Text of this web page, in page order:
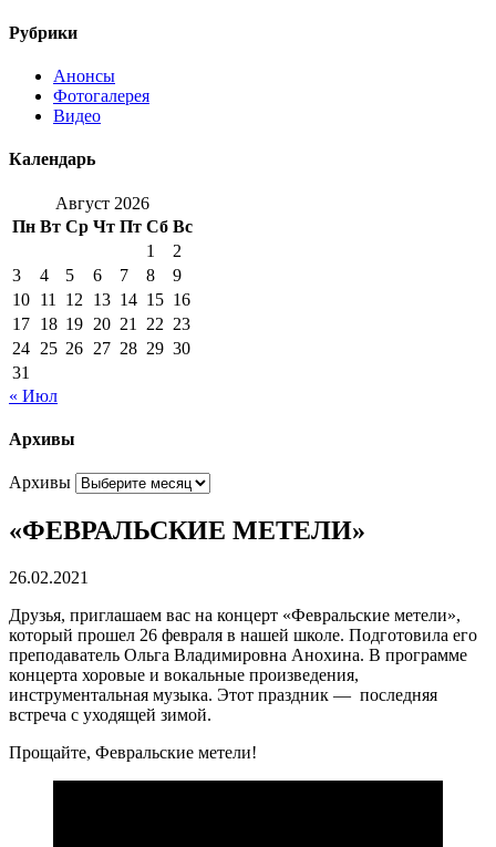
Рубрики
Анонсы
Фотогалерея
Видео
Календарь
Август 2026
Пн Вт Ср Чт Пт Сб Вс
1
2
3
4 5 6 7 8
9
10 11 12 13 14 15 16
17 18 19 20 21 22 23
24 25 26 27 28 29 30
31
« Июл
Архивы
Архивы
«ФЕВРАЛЬСКИЕ МЕТЕЛИ»
26.02.2021
Друзья, приглашаем вас на концерт «Февральские метели»,
который прошел 26 февраля в нашей школе. Подготовила его
преподаватель Ольга Владимировна Анохина. В программе
концерта хоровые и вокальные произведения,
инструментальная музыка. Этот праздник — последняя
встреча с уходящей зимой.
Прощайте, Февральские метели!